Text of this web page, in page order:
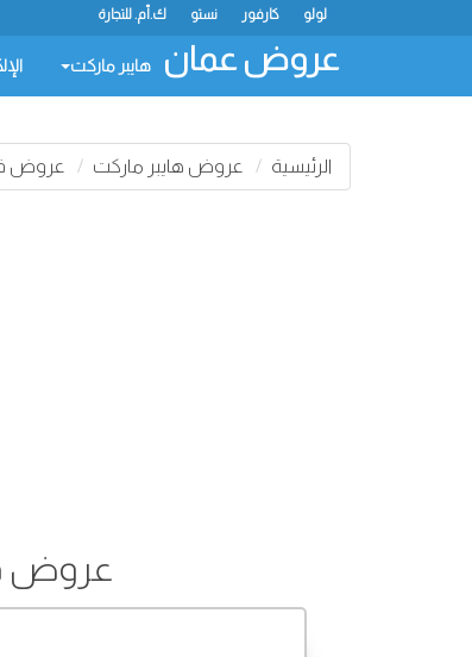
ك.أم. للتجارة نستو كارفور لولو
عروض عمان هايبر ماركت
الرئيسية عروض هايبر ماركت عروض
عروض فاطمة من